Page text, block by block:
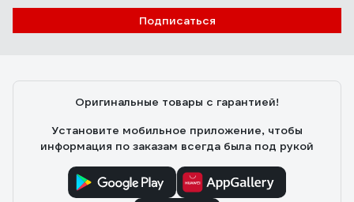
Подписаться
Оригинальные товары с гарантией!
Установите мобильное приложение, чтобы
информация по заказам всегда была под рукой